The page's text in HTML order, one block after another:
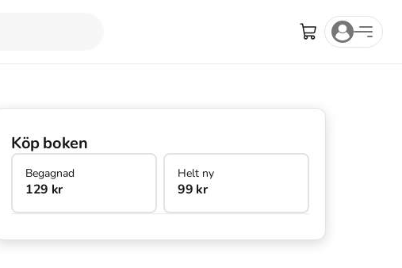
Köp boken
Begagnad
129 kr
Helt ny
99 kr